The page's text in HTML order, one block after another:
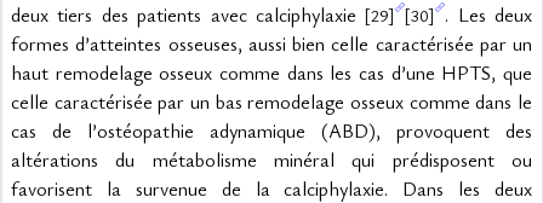
deux tiers des patients avec calciphylaxie [29] [30] . Les deux
formes d’atteintes osseuses, aussi bien celle caractérisée par un
haut remodelage osseux comme dans les cas d’une HPTS, que
celle caractérisée par un bas remodelage osseux comme dans le
cas de l’ostéopathie adynamique (ABD), provoquent des
altérations du métabolisme minéral qui prédisposent ou
favorisent la survenue de la calciphylaxie. Dans les deux